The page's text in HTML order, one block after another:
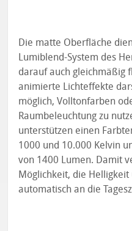
Die matte Oberfläche
Lumiblend-System des
darauf auch gleichmäßig
animierte Lichteffekte
möglich, Volltonfarben
Raumbeleuchtung zu
unterstützen einen
1000 und 10.000 Kelvin
von 1400 Lumen. Damit
Möglichkeit, die
automatisch an die